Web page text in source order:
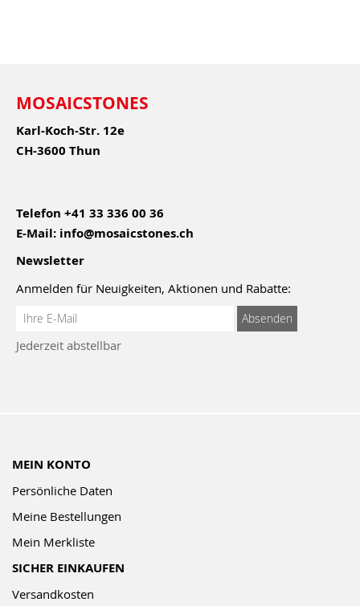
MOSAICSTONES
Karl-Koch-Str. 12e
CH-3600 Thun
Telefon +41 33 336 00 36
E-Mail: info@mosaicstones.ch
Newsletter
Anmelden für Neuigkeiten, Aktionen und Rabatte:
Anmeldung
Newsletter:
Absenden
Jederzeit abstellbar
MEIN KONTO
Persönliche Daten
Meine Bestellungen
Mein Merkliste
SICHER EINKAUFEN
Versandkosten